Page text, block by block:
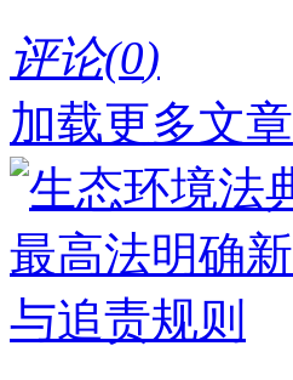
评论(0)
加载更多文章